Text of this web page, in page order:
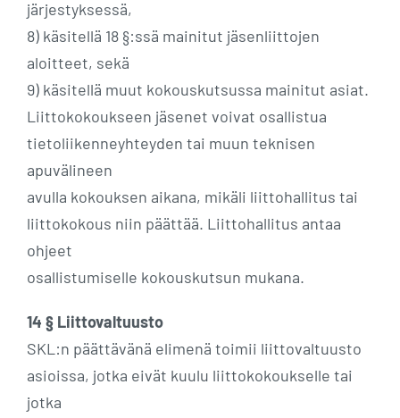
järjestyksessä,
8) käsitellä 18 §:ssä mainitut jäsenliittojen
aloitteet, sekä
9) käsitellä muut kokouskutsussa mainitut asiat.
Liittokokoukseen jäsenet voivat osallistua
tietoliikenneyhteyden tai muun teknisen
apuvälineen
avulla kokouksen aikana, mikäli liittohallitus tai
liittokokous niin päättää. Liittohallitus antaa
ohjeet
osallistumiselle kokouskutsun mukana.
14 § Liittovaltuusto
SKL:n päättävänä elimenä toimii liittovaltuusto
asioissa, jotka eivät kuulu liittokokoukselle tai
jotka